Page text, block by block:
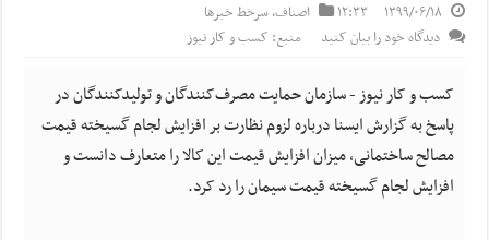
۱۳۹۹/۰۶/۱۸ ۱۲:۳۳ اصناف,سرخط خبرها
دیدگاه خود را بیان کنید
منبع: کسب و کار نیوز
کسب و کار نیوز - سازمان حمایت مصرف‌کنندگان و تولیدکنندگان در
پاسخ به گزارش ایسنا درباره لزوم نظارت بر افزایش لجام گسیخته قیمت
مصالح ساختمانی، میزان افزایش قیمت این کالا را متعارف دانست و
افزایش لجام گسیخته قیمت سیمان را رد کرد.